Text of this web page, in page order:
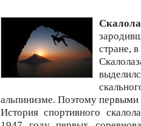
стране,
альпинизме. Поэтому первыми
История спортивного